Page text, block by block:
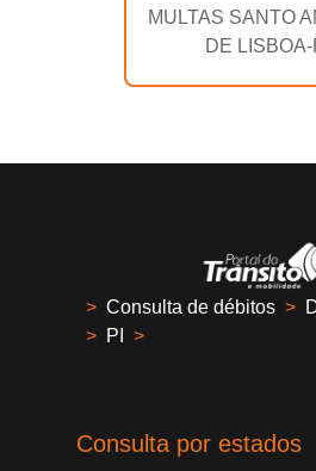
MULTAS SANTO
DE LISBOA-
> Consulta de débitos >
> PI >
Consulta por estados